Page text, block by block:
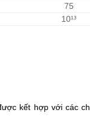
75
10¹³
kết hợp với các